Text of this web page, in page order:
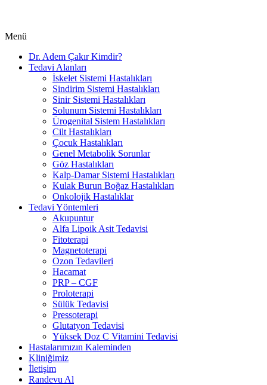
Menü
Dr. Adem Çakır Kimdir?
Tedavi Alanları
İskelet Sistemi Hastalıkları
Sindirim Sistemi Hastalıkları
Sinir Sistemi Hastalıkları
Solunum Sistemi Hastalıkları
Ürogenital Sistem Hastalıkları
Cilt Hastalıkları
Çocuk Hastalıkları
Genel Metabolik Sorunlar
Göz Hastalıkları
Kalp-Damar Sistemi Hastalıkları
Kulak Burun Boğaz Hastalıkları
Onkolojik Hastalıklar
Tedavi Yöntemleri
Akupuntur
Alfa Lipoik Asit Tedavisi
Fitoterapi
Magnetoterapi
Ozon Tedavileri
Hacamat
PRP – CGF
Proloterapi
Sülük Tedavisi
Pressoterapi
Glutatyon Tedavisi
Yüksek Doz C Vitamini Tedavisi
Hastalarımızın Kaleminden
Kliniğimiz
İletişim
Randevu Al